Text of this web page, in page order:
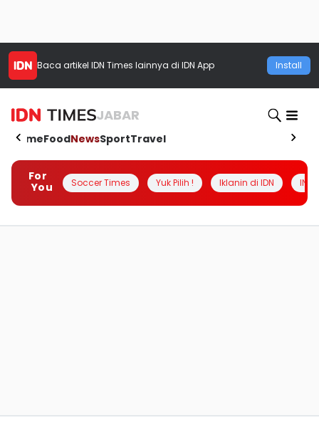
Baca artikel IDN Times lainnya di IDN App Install
JABAR
HomeFoodNewsSportTravel
For
You
Soccer Times Yuk Pilih ! Iklanin di IDN